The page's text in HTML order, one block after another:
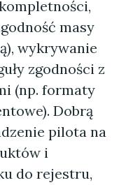
masy
wykrywanie
zgodności z
(np. formaty
Dobrą
pilota na
i
do rejestru,